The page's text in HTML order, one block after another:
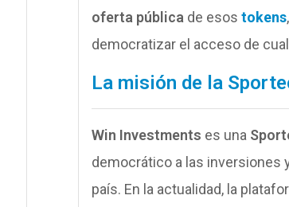
oferta pública de esos tokens
democratizar el acceso de
La misión de la
Win Investments es una
democrático a las inversiones
país. En la actualidad, la